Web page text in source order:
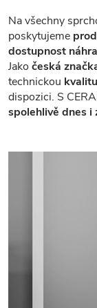
Na všechny
poskytujeme
dostupnost
Jako česká
technickou kvalitu
dispozici. S
spolehlivě dnes i